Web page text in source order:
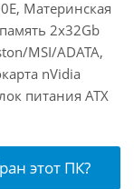
Материнская
2x32Gb
MSI/ADATA,
nVidia
питания ATX
этот ПК?